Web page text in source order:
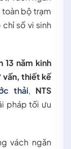
bộ trạm
số vi sinh
13 năm kinh
vấn, thiết kế
thải, NTS
pháp tối ưu
vách ngăn